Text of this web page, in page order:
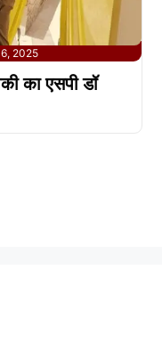
2025
का एसपी डॉ